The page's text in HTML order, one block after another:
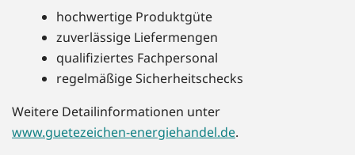
hochwertige Produktgüte
zuverlässige Liefermengen
qualifiziertes Fachpersonal
regelmäßige Sicherheitschecks
Weitere Detailinformationen unter
www.guetezeichen-energiehandel.de.